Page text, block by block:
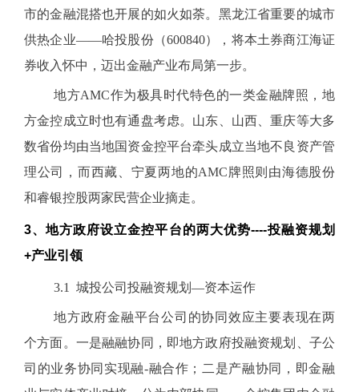
市的金融混搭也开展的如火如荼。黑龙江省重要的城市
供热企业——哈投股份（600840），将本土券商江海证
券收入怀中，迈出金融产业布局第一步。
地方AMC作为极具时代特色的一类金融牌照，地
方金控成立时也有通盘考虑。山东、山西、重庆等大多
数省份均由当地国资金控平台牵头成立当地不良资产管
理公司，而西藏、宁夏两地的AMC牌照则由海德股份
和睿银控股两家民营企业摘走。
3、地方政府设立金控平台的两大优势----投融资规划
+产业引领
3.1 城投公司投融资规划—资本运作
地方政府金融平台公司的协同效应主要表现在两
个方面。一是融融协同，即地方政府投融资规划、子公
司的业务协同实现融-融合作；二是产融协同，即金融